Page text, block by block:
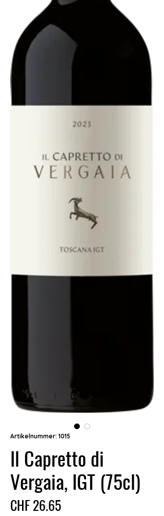
Artikelnummer: 1015
Il Capretto di
Vergaia, IGT (75cl)
CHF 26.65Preis